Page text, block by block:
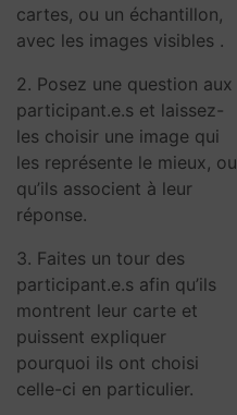
cartes, ou un échantillon,
avec les images visibles .
2. Posez une question aux
participant.e.s et laissez-
les choisir une image qui
les représente le mieux, ou
qu’ils associent à leur
réponse.
3. Faites un tour des
participant.e.s afin qu’ils
montrent leur carte et
puissent expliquer
pourquoi ils ont choisi
celle-ci en particulier.